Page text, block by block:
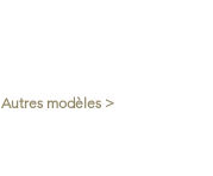
Autres modèles >